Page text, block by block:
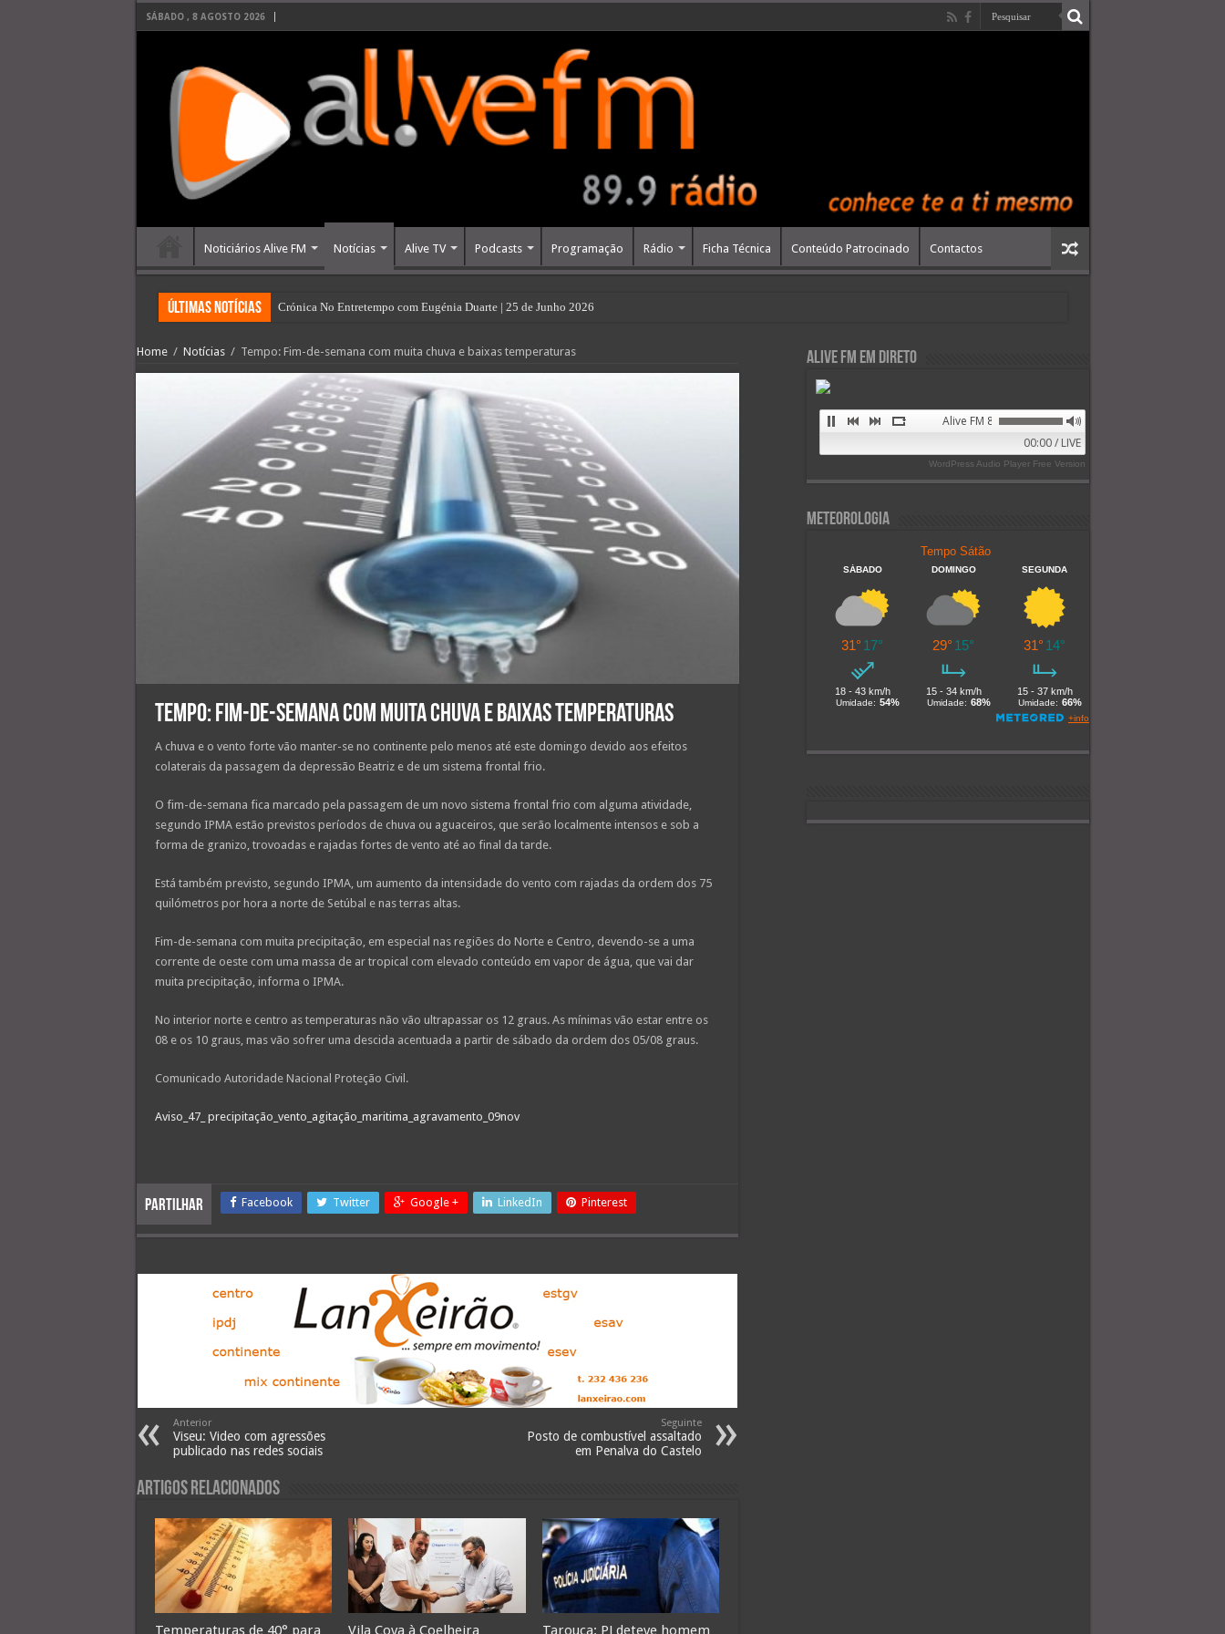
SÁBADO , 8 AGOSTO 2026
Noticiários Alive FM Notícias Alive TV Podcasts Programação Rádio Ficha Técnica Conteúdo Patrocinado Contactos
últimas Notícias Crónica No Entretempo com Eugénia Duarte | 25 de Junho 2026
Home / Notícias / Tempo: Fim-de-semana com muita chuva e baixas temperaturas
Tempo: Fim-de-semana com muita chuva e baixas temperaturas
A chuva e o vento forte vão manter-se no continente pelo menos até este domingo devido aos efeitos
colaterais da passagem da depressão Beatriz e de um sistema frontal frio.
O fim-de-semana fica marcado pela passagem de um novo sistema frontal frio com alguma atividade,
segundo IPMA estão previstos períodos de chuva ou aguaceiros, que serão localmente intensos e sob a
forma de granizo, trovoadas e rajadas fortes de vento até ao final da tarde.
Está também previsto, segundo IPMA, um aumento da intensidade do vento com rajadas da ordem dos 75
quilómetros por hora a norte de Setúbal e nas terras altas.
Fim-de-semana com muita precipitação, em especial nas regiões do Norte e Centro, devendo-se a uma
corrente de oeste com uma massa de ar tropical com elevado conteúdo em vapor de água, que vai dar
muita precipitação, informa o IPMA.
No interior norte e centro as temperaturas não vão ultrapassar os 12 graus. As mínimas vão estar entre os
08 e os 10 graus, mas vão sofrer uma descida acentuada a partir de sábado da ordem dos 05/08 graus.
Comunicado Autoridade Nacional Proteção Civil.
Aviso_47_ precipitação_vento_agitação_maritima_agravamento_09nov
Partilhar Facebook Twitter Google + LinkedIn Pinterest
Anterior
Viseu: Video com agressões
publicado nas redes sociais
Seguinte
Posto de combustível assaltado
em Penalva do Castelo
Artigos Relacionados
Temperaturas de 40° para Vila Cova à Coelheira Tarouca: PJ deteve homem
Alive FM em Direto
Alive FM 89.9
00:00 / LIVE
WordPress Audio Player Free Version
Meteorologia